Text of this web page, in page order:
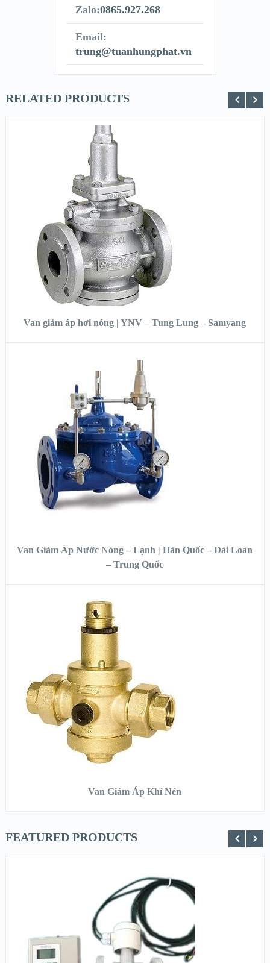
Zalo:0865.927.268
Email:
trung@tuanhungphat.vn
RELATED PRODUCTS
XEM NHANH
XEM CHI TIẾT
ĐỌC TIẾP
Van giảm áp hơi nóng | YNV – Tung Lung – Samyang
XEM NHANH
XEM CHI TIẾT
Van Giảm Áp Nước Nóng – Lạnh | Hàn Quốc – Đài Loan
– Trung Quốc
XEM NHANH
XEM CHI TIẾT
ĐỌC TIẾP
Van Giảm Áp Khí Nén
FEATURED PRODUCTS
XEM NHANH
XEM CHI TIẾT